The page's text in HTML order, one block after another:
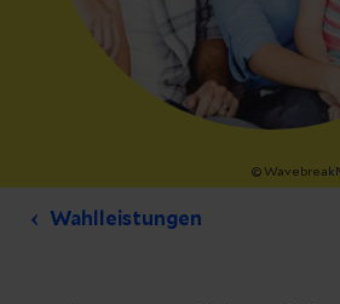
©
Wahlleistungen